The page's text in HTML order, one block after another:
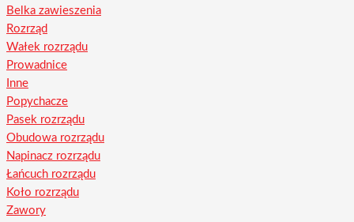
Belka zawieszenia
Rozrząd
Wałek rozrządu
Prowadnice
Inne
Popychacze
Pasek rozrządu
Obudowa rozrządu
Napinacz rozrządu
Łańcuch rozrządu
Koło rozrządu
Zawory